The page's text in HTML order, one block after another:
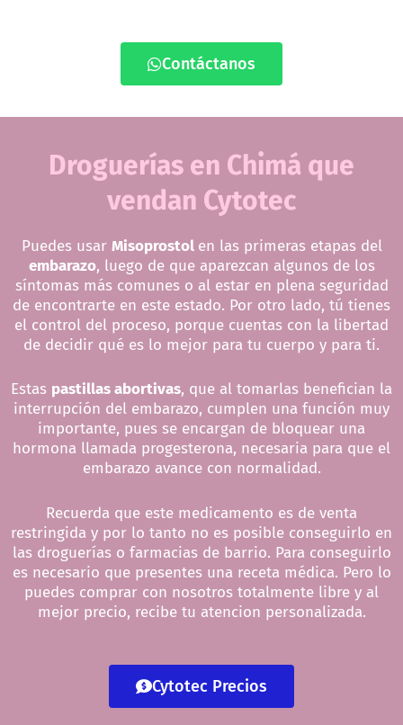
Contáctanos
Droguerías en Chimá que
vendan Cytotec
Puedes usar Misoprostol en las primeras etapas del
embarazo, luego de que aparezcan algunos de los
síntomas más comunes o al estar en plena seguridad
de encontrarte en este estado. Por otro lado, tú tienes
el control del proceso, porque cuentas con la libertad
de decidir qué es lo mejor para tu cuerpo y para ti.
Estas pastillas abortivas, que al tomarlas benefician la
interrupción del embarazo, cumplen una función muy
importante, pues se encargan de bloquear una
hormona llamada progesterona, necesaria para que el
embarazo avance con normalidad.
Recuerda que este medicamento es de venta
restringida y por lo tanto no es posible conseguirlo en
las droguerías o farmacias de barrio. Para conseguirlo
es necesario que presentes una receta médica. Pero lo
puedes comprar con nosotros totalmente libre y al
mejor precio, recibe tu atencion personalizada.
Cytotec Precios